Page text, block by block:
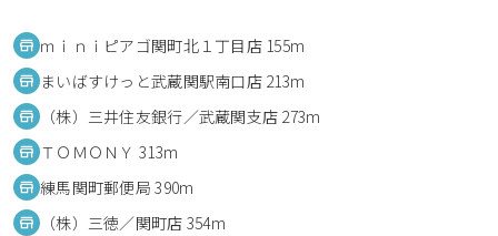
ｍｉｎｉピアゴ関町北１丁目店 155m
まいばすけっと武蔵関駅南口店 213m
（株）三井住友銀行／武蔵関支店 273m
ＴＯＭＯＮＹ 313m
練馬関町郵便局 390m
（株）三徳／関町店 354m